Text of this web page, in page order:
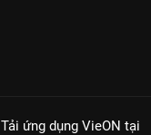
Tải ứng dụng VieON tại